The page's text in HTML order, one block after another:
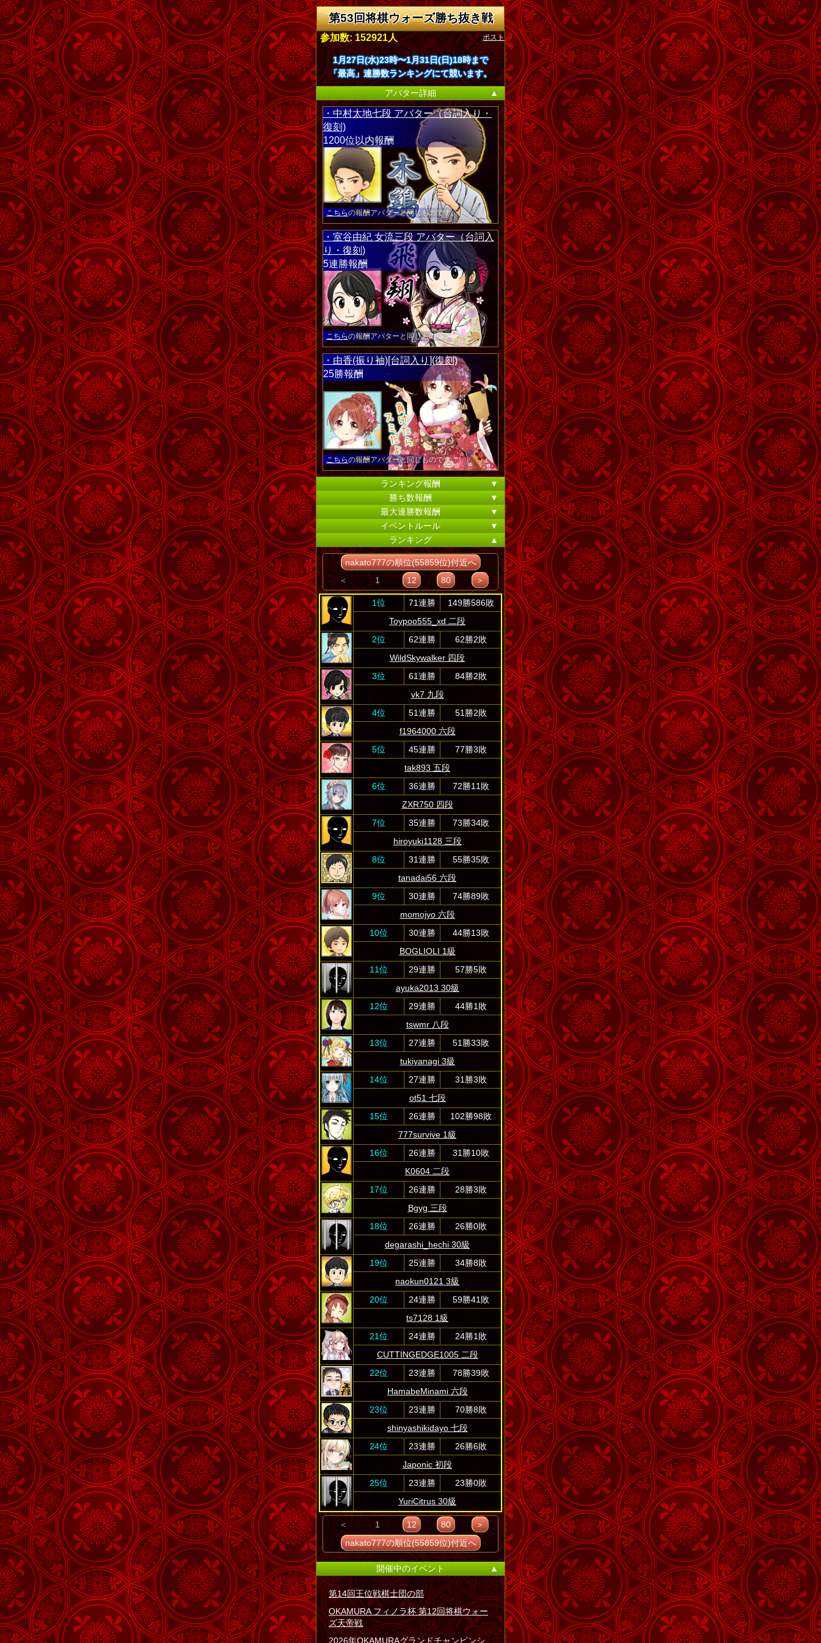
第53回将棋ウォーズ勝ち抜き戦
ポスト
参加数: 152921人
1月27日(水)23時〜1月31日(日)18時まで
「最高」連勝数ランキングにて競います。
アバター詳細
▲
・中村太地七段 アバター（台詞入り・
復刻)
1200位以内報酬
こちらの報酬アバターと同じものです。
・室谷由紀 女流三段 アバター（台詞入
り・復刻)
5連勝報酬
こちらの報酬アバターと同じものです。
・由香(振り袖)[台詞入り](復刻)
25勝報酬
こちらの報酬アバターと同じものです。
ランキング報酬
▼
勝ち数報酬
▼
最大連勝数報酬
▼
イベントルール
▼
ランキング
▲
nakato777の順位(55859位)付近へ
＜
1 12 80 ＞
1位 71連勝
149勝586敗
Toypoo555_xd 二段
2位
62連勝
62勝2敗
WildSkywalker 四段
3位
61連勝
84勝2敗
vk7 九段
4位
51連勝
51勝2敗
f1964000 六段
5位
45連勝
77勝3敗
tak893 五段
6位
36連勝
72勝11敗
ZXR750 四段
7位
35連勝
73勝34敗
hiroyuki1128 三段
8位
31連勝
55勝35敗
tanadai56 六段
9位
30連勝
74勝89敗
momojyo 六段
10位
30連勝
44勝13敗
BOGLIOLI 1級
11位
29連勝
57勝5敗
ayuka2013 30級
12位
29連勝
44勝1敗
tswmr 八段
13位
27連勝
51勝33敗
tukiyanagi 3級
14位
27連勝
31勝3敗
ot51 七段
15位
26連勝
102勝98敗
777survive 1級
16位
26連勝
31勝10敗
K0604 二段
17位
26連勝
28勝3敗
Bgyg 三段
18位
26連勝
26勝0敗
degarashi_hechi 30級
19位
25連勝
34勝8敗
naokun0121 3級
20位
24連勝
59勝41敗
ts7128 1級
21位
24連勝
24勝1敗
CUTTINGEDGE1005 二段
22位
23連勝
78勝39敗
HamabeMinami 六段
23位
23連勝
70勝8敗
shinyashikidayo 七段
24位
23連勝
26勝6敗
Japonic 初段
25位
23連勝
23勝0敗
YuriCitrus 30級
＜ 1 12 80
＞
nakato777の順位(55859位)付近へ
開催中のイベント ▲
第14回王位戦棋士団の部
OKAMURA フィノラ杯 第12回将棋ウォー
ズ天帝戦
2026年OKAMURAグランドチャンピンシ